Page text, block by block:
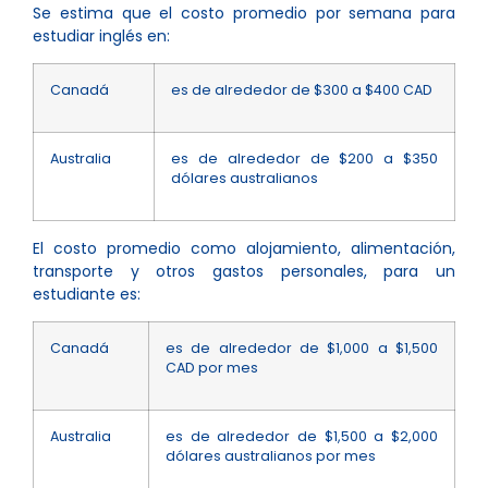
Se estima que el costo promedio por semana para
estudiar inglés en:
Canadá es de alrededor de $300 a $400 CAD
Australia
es de alrededor de $200 a $350
dólares australianos
El costo promedio como alojamiento, alimentación,
transporte y otros gastos personales, para un
estudiante es:
Canadá
es de alrededor de $1,000 a $1,500
CAD por mes
Australia
es de alrededor de $1,500 a $2,000
dólares australianos por mes